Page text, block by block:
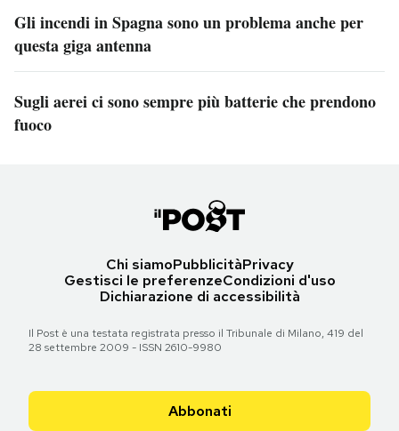
Gli incendi in Spagna sono un problema anche per
questa giga antenna
Sugli aerei ci sono sempre più batterie che prendono
fuoco
Chi siamoPubblicitàPrivacy
Gestisci le preferenzeCondizioni d'uso
Dichiarazione di accessibilità
Il Post è una testata registrata presso il Tribunale di Milano, 419 del
28 settembre 2009 - ISSN 2610-9980
Abbonati